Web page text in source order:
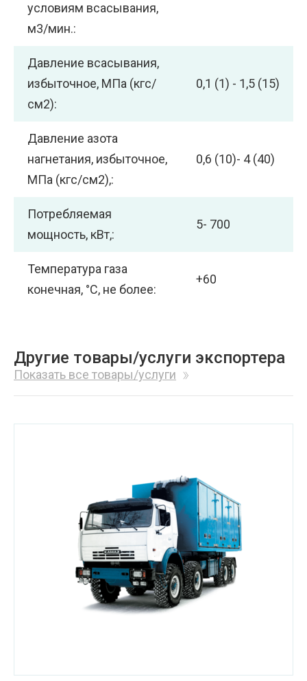
условиям всасывания,
м3/мин.:
Давление всасывания,
избыточное, МПа (кгс/
см2):
0,1 (1) - 1,5 (15)
Давление азота
нагнетания, избыточное,
МПа (кгс/см2),:
0,6 (10)- 4 (40)
Потребляемая
мощность, кВт,:
5- 700
Температура газа
конечная, °С, не более:
+60
Другие товары/услуги экспортера
Показать все товары/услуги